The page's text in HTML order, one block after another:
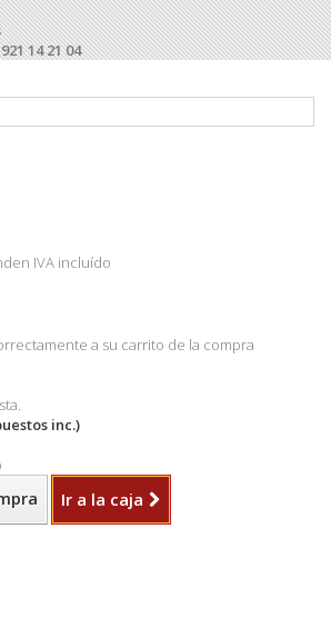
14 21 04
IVA incluído
a su carrito de la compra
inc.)
Ir a la caja